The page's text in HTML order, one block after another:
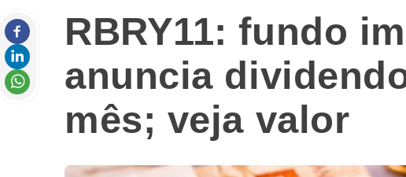
RBRY11: fundo
anuncia
mês; veja valor